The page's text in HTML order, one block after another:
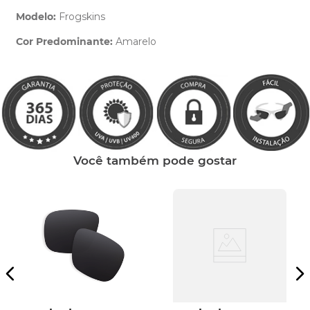
Modelo: Frogskins
Cor Predominante: Amarelo
Você também pode gostar